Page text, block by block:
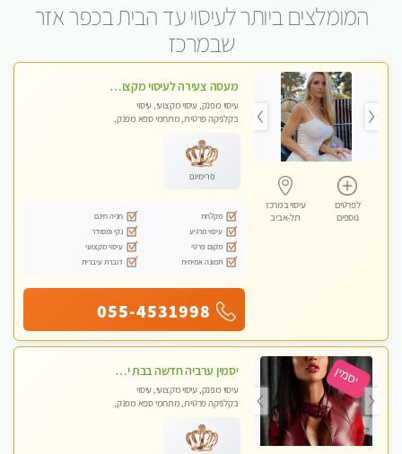
המומלצים ביותר לעיסוי עד הבית בכפר אזר
שבמרכז
לפרטים
נוספים
עיסוי במרכז
תל-אביב
מעסה צעירה לעיסוי מקצועי בבת-ים ללא מין !!
עיסוי מפנק, עיסוי מקצועי, עיסוי
בקלניקה פרטית, מתחמי ספא מפנק,
טנטרה
פרימיום
מקלחת
חניה חינם
עיסוי מרגיע
נקי ומסודר
מקום פרטי
עיסוי מקצועי
תמונה אמיתית
דוברת עיברית
055-4531998
יסמין ערביה חדשה בבת ים חדש חדש .כל סוגי העיסויים במקום הכי מושלם בעיר בת ים . highly recommended..new in the city
עיסוי מפנק, עיסוי מקצועי, עיסוי
בקלניקה פרטית, מתחמי ספא מפנק,
טנטרה